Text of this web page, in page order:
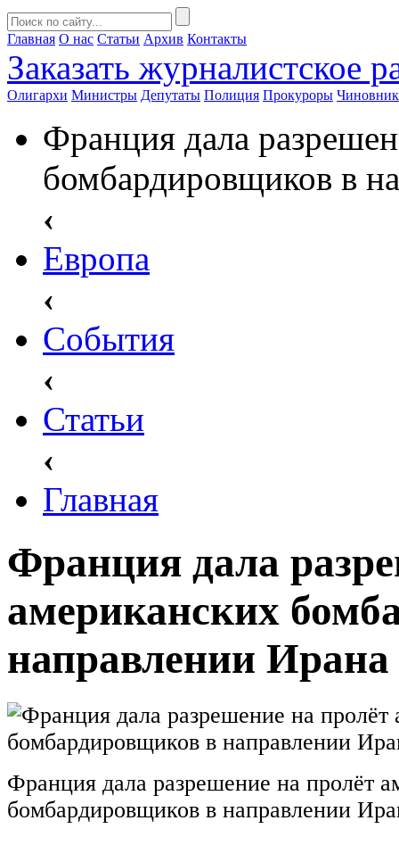
Главная О нас Статьи Архив Контакты
Заказать журналистское
Олигархи Министры Депутаты Полиция Прокуроры
Франция дала
бомбардировщиков в
‹
Европа
‹
События
‹
Статьи
‹
Главная
Франция дала
американских
направлении Ирана
Франция дала разрешение на пролёт
бомбардировщиков в направлении